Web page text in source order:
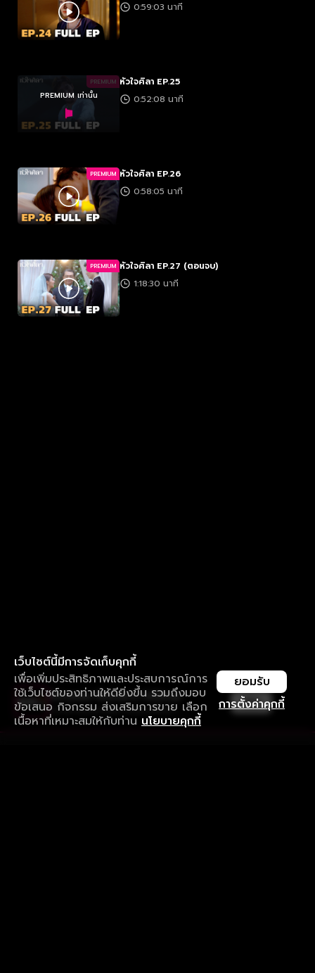
0:59:03 นาที
PREMIUM
PREMIUM เท่านั้น
หัวใจศิลา EP.25
0:52:08 นาที
PREMIUM หัวใจศิลา EP.26
0:58:05 นาที
PREMIUM หัวใจศิลา EP.27 (ตอนจบ)
1:18:30 นาที
เว็บไซต์นี้มีการจัดเก็บคุกกี้
เพื่อเพิ่มประสิทธิภาพและประสบการณ์การ
ใช้เว็บไซต์ของท่านให้ดียิ่งขึ้น รวมถึงมอบ
ข้อเสนอ กิจกรรม ส่งเสริมการขาย เลือก
เนื้อหาที่เหมาะสมให้กับท่าน นโยบายคุกกี้
การตั้งค่าคุกกี้
ยอมรับ
ใช้งานแอป ลื่นไหลกว่า ไม่มีสะดุด
ดาวน์โหลดแอปเพื่อการรับชมที่ดีกว่า เปิด